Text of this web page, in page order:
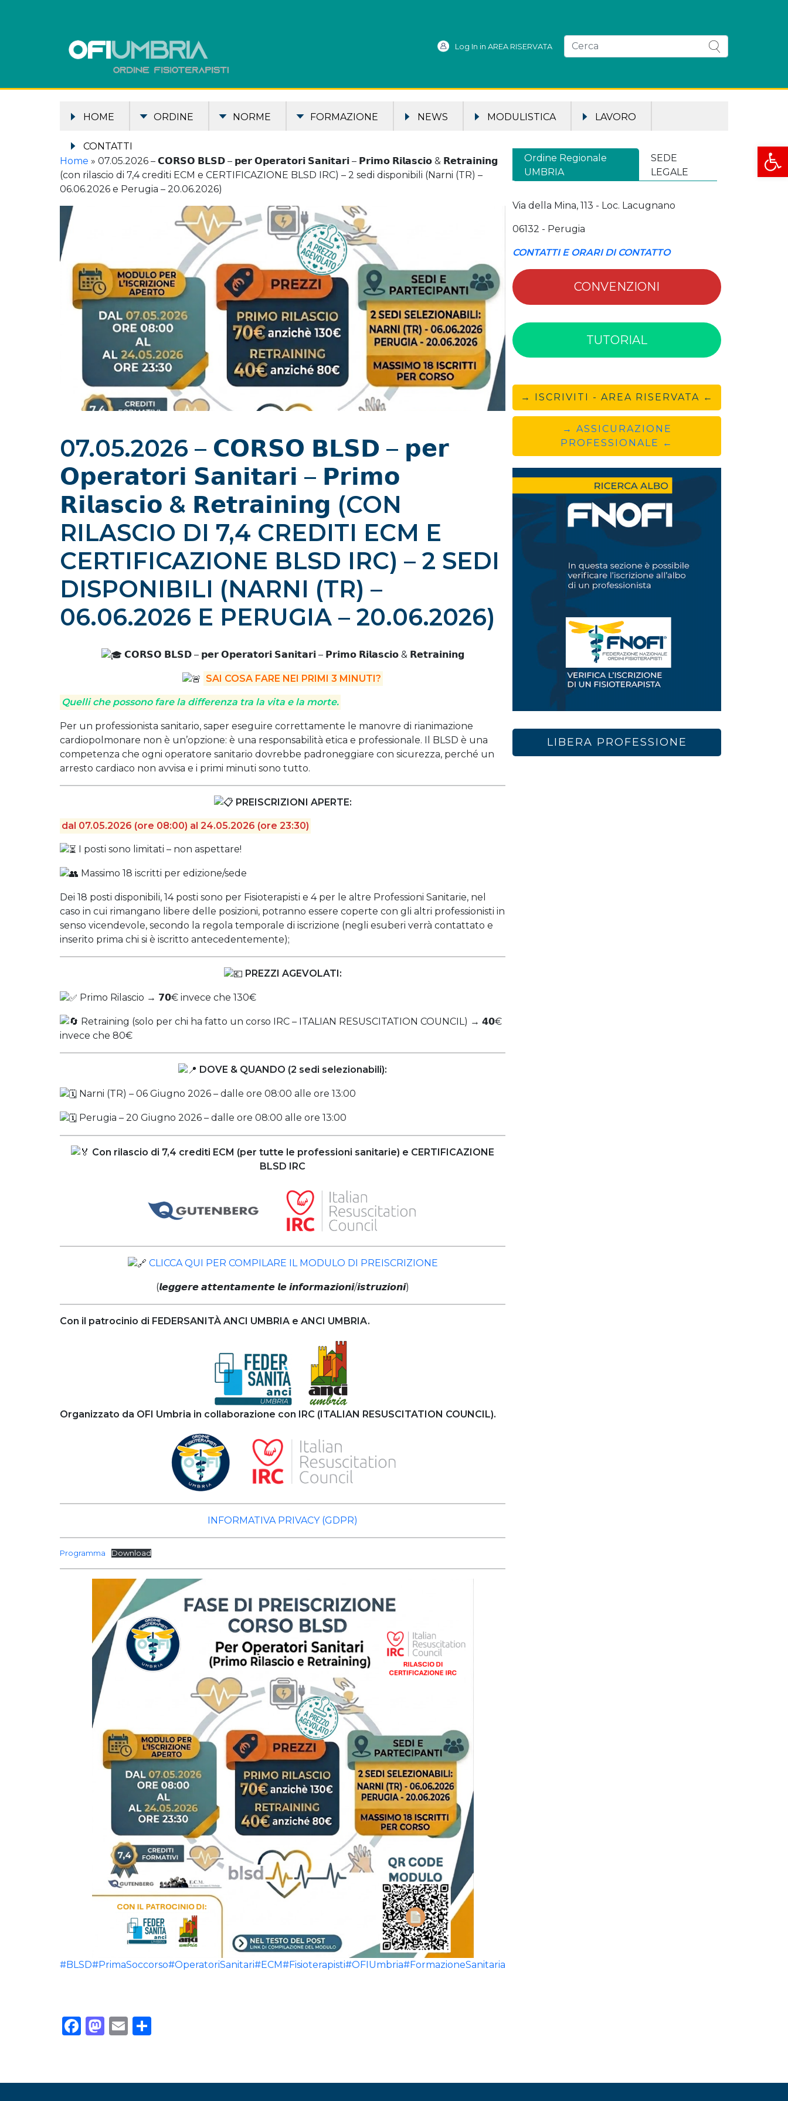
Apri
Log In in AREA RISERVATA
HOME ORDINE NORME FORMAZIONE NEWS MODULISTICA LAVORO
CONTATTI
Home » 07.05.2026 – 𝗖𝗢𝗥𝗦𝗢 𝗕𝗟𝗦𝗗 – 𝗽𝗲𝗿 𝗢𝗽𝗲𝗿𝗮𝘁𝗼𝗿𝗶 𝗦𝗮𝗻𝗶𝘁𝗮𝗿𝗶 – 𝗣𝗿𝗶𝗺𝗼 𝗥𝗶𝗹𝗮𝘀𝗰𝗶𝗼 & 𝗥𝗲𝘁𝗿𝗮𝗶𝗻𝗶𝗻𝗴
(con rilascio di 7,4 crediti ECM e CERTIFICAZIONE BLSD IRC) – 2 sedi disponibili (Narni (TR) –
06.06.2026 e Perugia – 20.06.2026)
07.05.2026 – 𝗖𝗢𝗥𝗦𝗢 𝗕𝗟𝗦𝗗 – 𝗽𝗲𝗿
𝗢𝗽𝗲𝗿𝗮𝘁𝗼𝗿𝗶 𝗦𝗮𝗻𝗶𝘁𝗮𝗿𝗶 – 𝗣𝗿𝗶𝗺𝗼
𝗥𝗶𝗹𝗮𝘀𝗰𝗶𝗼 & 𝗥𝗲𝘁𝗿𝗮𝗶𝗻𝗶𝗻𝗴 (CON
RILASCIO DI 7,4 CREDITI ECM E
CERTIFICAZIONE BLSD IRC) – 2 SEDI
DISPONIBILI (NARNI (TR) –
06.06.2026 E PERUGIA – 20.06.2026)
𝗖𝗢𝗥𝗦𝗢 𝗕𝗟𝗦𝗗 – 𝗽𝗲𝗿 𝗢𝗽𝗲𝗿𝗮𝘁𝗼𝗿𝗶 𝗦𝗮𝗻𝗶𝘁𝗮𝗿𝗶 – 𝗣𝗿𝗶𝗺𝗼 𝗥𝗶𝗹𝗮𝘀𝗰𝗶𝗼 & 𝗥𝗲𝘁𝗿𝗮𝗶𝗻𝗶𝗻𝗴
SAI COSA FARE NEI PRIMI 3 MINUTI?
Quelli che possono fare la differenza tra la vita e la morte.
Per un professionista sanitario, saper eseguire correttamente le manovre di rianimazione
cardiopolmonare non è un’opzione: è una responsabilità etica e professionale. Il BLSD è una
competenza che ogni operatore sanitario dovrebbe padroneggiare con sicurezza, perché un
arresto cardiaco non avvisa e i primi minuti sono tutto.
PREISCRIZIONI APERTE:
dal 07.05.2026 (ore 08:00) al 24.05.2026 (ore 23:30)
I posti sono limitati – non aspettare!
Massimo 18 iscritti per edizione/sede
Dei 18 posti disponibili, 14 posti sono per Fisioterapisti e 4 per le altre Professioni Sanitarie, nel
caso in cui rimangano libere delle posizioni, potranno essere coperte con gli altri professionisti in
senso vicendevole, secondo la regola temporale di iscrizione (negli esuberi verrà contattato e
inserito prima chi si è iscritto antecedentemente);
PREZZI AGEVOLATI:
Primo Rilascio → 𝟳𝟬€ invece che 130€
Retraining (solo per chi ha fatto un corso IRC – ITALIAN RESUSCITATION COUNCIL) → 𝟰𝟬€
invece che 80€
DOVE & QUANDO (2 sedi selezionabili):
Narni (TR) – 06 Giugno 2026 – dalle ore 08:00 alle ore 13:00
Perugia – 20 Giugno 2026 – dalle ore 08:00 alle ore 13:00
Con rilascio di 7,4 crediti ECM (per tutte le professioni sanitarie) e CERTIFICAZIONE
BLSD IRC
CLICCA QUI PER COMPILARE IL MODULO DI PREISCRIZIONE
(𝙡𝙚𝙜𝙜𝙚𝙧𝙚 𝙖𝙩𝙩𝙚𝙣𝙩𝙖𝙢𝙚𝙣𝙩𝙚 𝙡𝙚 𝙞𝙣𝙛𝙤𝙧𝙢𝙖𝙯𝙞𝙤𝙣𝙞/𝙞𝙨𝙩𝙧𝙪𝙯𝙞𝙤𝙣𝙞)
Con il patrocinio di FEDERSANITÀ ANCI UMBRIA e ANCI UMBRIA.
Organizzato da OFI Umbria in collaborazione con IRC (ITALIAN RESUSCITATION COUNCIL).
INFORMATIVA PRIVACY (GDPR)
Programma Download
#BLSD#PrimaSoccorso#OperatoriSanitari#ECM#Fisioterapisti#OFIUmbria#FormazioneSanitaria
Facebook
Mastodon
Email
Ordine Regionale
UMBRIA
SEDE
LEGALE
Via della Mina, 113 - Loc. Lacugnano
06132 - Perugia
CONTATTI E ORARI DI CONTATTO
CONVENZIONI
TUTORIAL
→ ISCRIVITI - AREA RISERVATA ←
→ ASSICURAZIONE
PROFESSIONALE ←
LIBERA PROFESSIONE